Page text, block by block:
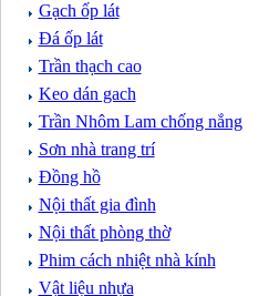
Gạch ốp lát
Đá ốp lát
Trần thạch cao
Keo dán gach
Trần Nhôm Lam chống nắng
Sơn nhà trang trí
Đồng hồ
Nội thất gia đình
Nội thất phòng thờ
Phim cách nhiệt nhà kính
Vật liệu nhựa